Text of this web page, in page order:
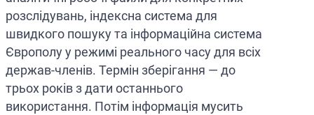
розслідувань, індексна система для
швидкого пошуку та інформаційна система
Європолу у режимі реального часу для всіх
держав-членів. Термін зберігання — до
трьох років з дати останнього
використання. Потім інформація мусить